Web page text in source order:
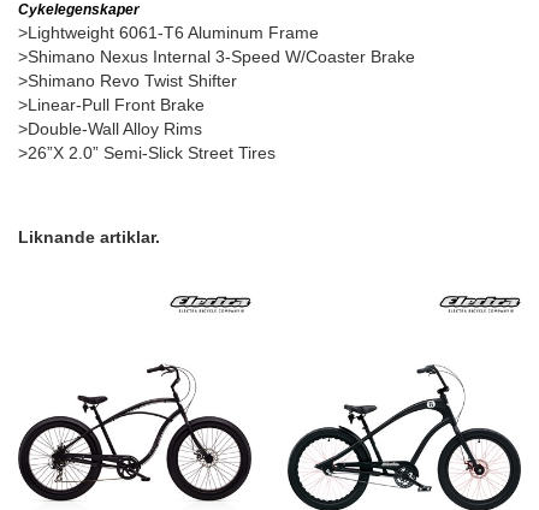
Cykelegenskaper
>Lightweight 6061-T6 Aluminum Frame
>Shimano Nexus Internal 3-Speed W/Coaster Brake
>Shimano Revo Twist Shifter
>Linear-Pull Front Brake
>Double-Wall Alloy Rims
>26”X 2.0” Semi-Slick Street Tires
Liknande artiklar.